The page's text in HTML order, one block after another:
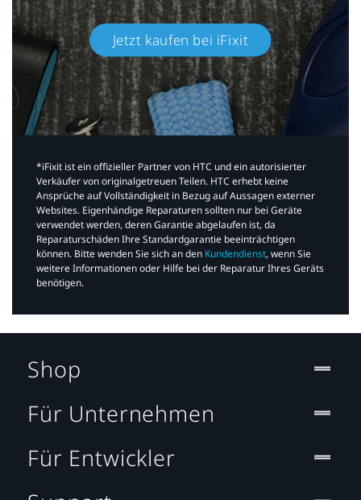
Jetzt kaufen bei iFixit​
*iFixit ist ein offizieller Partner von HTC und ein autorisierter
Verkäufer von originalgetreuen Teilen. HTC erhebt keine
Ansprüche auf Vollständigkeit in Bezug auf Aussagen externer
Websites. Eigenhändige Reparaturen sollten nur bei Geräte
verwendet werden, deren Garantie abgelaufen ist, da
Reparaturschäden Ihre Standardgarantie beeinträchtigen
können. Bitte wenden Sie sich an den Kundendienst, wenn Sie
weitere Informationen oder Hilfe bei der Reparatur Ihres Geräts
benötigen.​
Shop
Für Unternehmen
Für Entwickler